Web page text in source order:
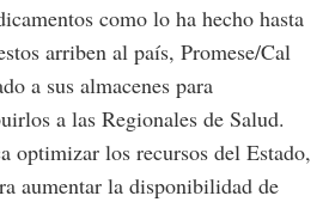
como lo ha hecho hasta
arriben al país, Promese/Cal
a sus almacenes para
a las Regionales de Salud.
optimizar los recursos del Estado,
aumentar la disponibilidad de